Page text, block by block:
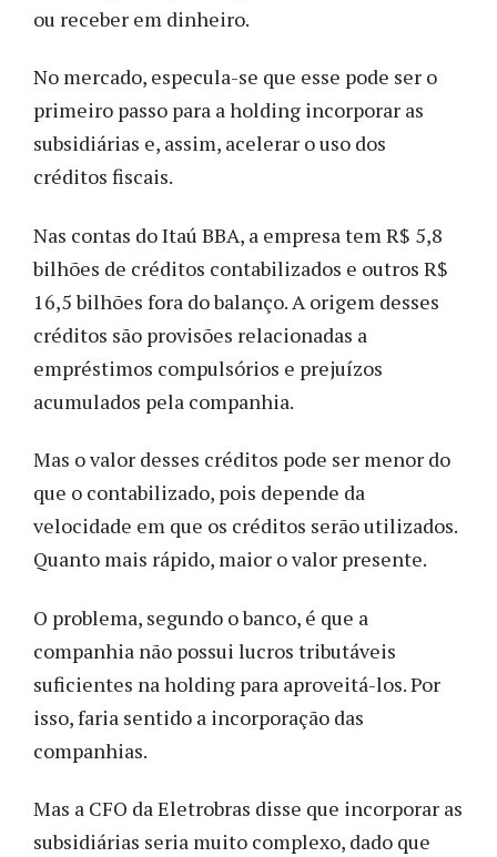
ou receber em dinheiro.
No mercado, especula-se que esse pode ser o
primeiro passo para a holding incorporar as
subsidiárias e, assim, acelerar o uso dos
créditos fiscais.
Nas contas do Itaú BBA, a empresa tem R$ 5,8
bilhões de créditos contabilizados e outros R$
16,5 bilhões fora do balanço. A origem desses
créditos são provisões relacionadas a
empréstimos compulsórios e prejuízos
acumulados pela companhia.
Mas o valor desses créditos pode ser menor do
que o contabilizado, pois depende da
velocidade em que os créditos serão utilizados.
Quanto mais rápido, maior o valor presente.
O problema, segundo o banco, é que a
companhia não possui lucros tributáveis
suficientes na holding para aproveitá-los. Por
isso, faria sentido a incorporação das
companhias.
Mas a CFO da Eletrobras disse que incorporar as
subsidiárias seria muito complexo, dado que